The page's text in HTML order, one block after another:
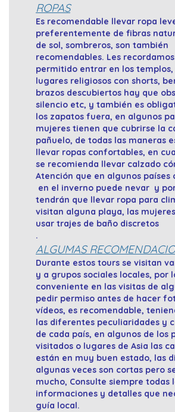
ROPAS
Es recomendable llevar ropa
preferentemente de fibras
de sol, sombreros, son también
recomendables. Les
permitido entrar en los
lugares religiosos con shorts,
brazos descubiertos hay que
silencio etc, y también es
los zapatos fuera, en algunos
mujeres tienen que cubrirse la
pañuelo, de todas las maneras
llevar ropas confortables, en
se recomienda llevar calzado
Atención que en algunos países
en el inverno puede nevar y
tendrán que llevar ropa para
visitan alguna playa, las
usar trajes de baño discretos
.
ALGUMAS
Durante estos tours se visitan
y a grupos sociales locales, por
conveniente en las visitas de
pedir permiso antes de hacer
vídeos, es recomendable,
las diferentes peculiaridades y
de cada país, en algunos de los
visitados o lugares de Asia las
están en muy buen estado, las
algunas veces son cortas pero
mucho, Consulte siempre todas
informaciones y detalles que
guía local.